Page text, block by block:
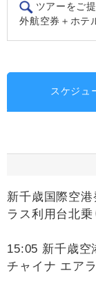
ツアーをご
外航空券＋ホテ
スケジュ
新千歳国際空
ラス利用台北
15:05 新千歳空
チャイナ エア